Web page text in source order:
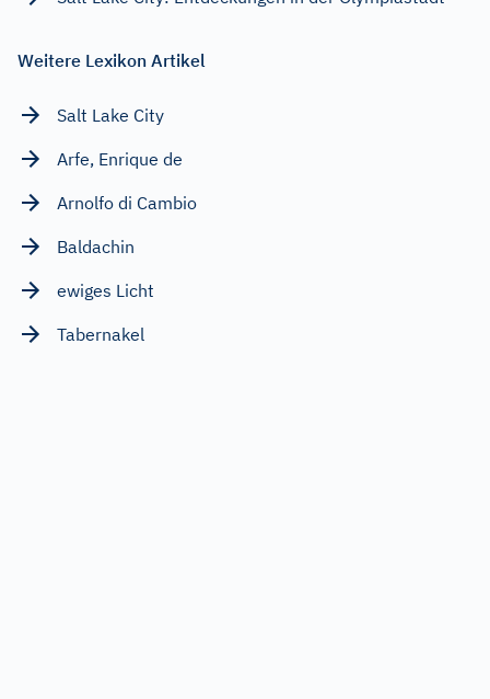
Weitere Lexikon Artikel
Salt Lake City
Arfe, Enrique de
Arnolfo di Cambio
Baldachin
ewiges Licht
Tabernakel